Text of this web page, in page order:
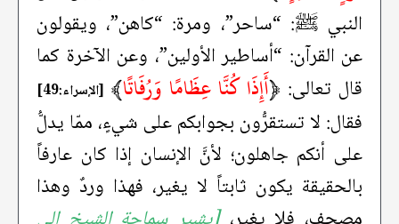
النبي ﷺ: “ساحر”، ومرة: “كاهن”، ويقولون
عن القرآن: “أساطير الأولين”، وعن الآخرة كما
قال تعالى: ﴿أَإِذَا كُنَّا عِظَامًا وَرُفَاتًا﴾ [الإسراء:49]
فقال: لا تستقرُّون بجوابكم على شيءٍ، ممّا يدلُّ
على أنكم جاهلون؛ لأنَّ الإنسان إذا كان عارفاً
بالحقيقة يكون ثابتاً لا يغير، فهذا وردٌ وهذا